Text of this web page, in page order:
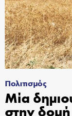
Πολιτισμός
Μία
στην δομή